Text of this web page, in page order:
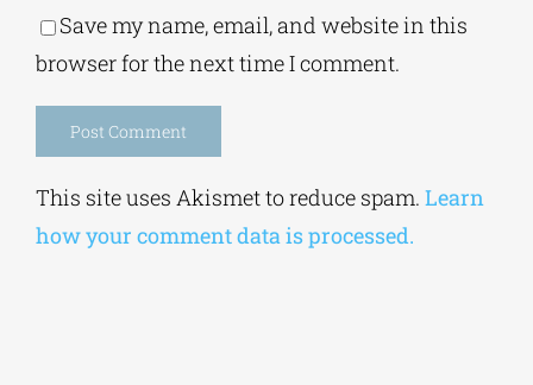
Save my name, email, and website in this
browser for the next time I comment.
This site uses Akismet to reduce spam. Learn
how your comment data is processed.